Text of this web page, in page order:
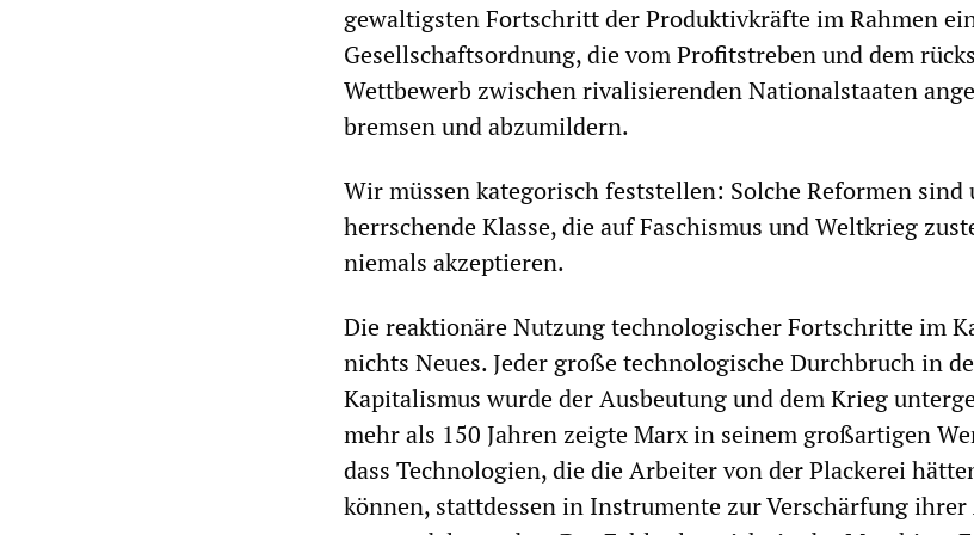
gewaltigsten Fortschritt der Produktivkräfte im Rahmen
Gesellschaftsordnung, die vom Profitstreben und dem
Wettbewerb zwischen rivalisierenden Nationalstaaten
bremsen und abzumildern.
Wir müssen kategorisch feststellen: Solche Reformen
herrschende Klasse, die auf Faschismus und Weltkrieg
niemals akzeptieren.
Die reaktionäre Nutzung technologischer Fortschritte im
nichts Neues. Jeder große technologische Durchbruch in
Kapitalismus wurde der Ausbeutung und dem Krieg
mehr als 150 Jahren zeigte Marx in seinem großartigen
dass Technologien, die die Arbeiter von der Plackerei
können, stattdessen in Instrumente zur Verschärfung ihrer